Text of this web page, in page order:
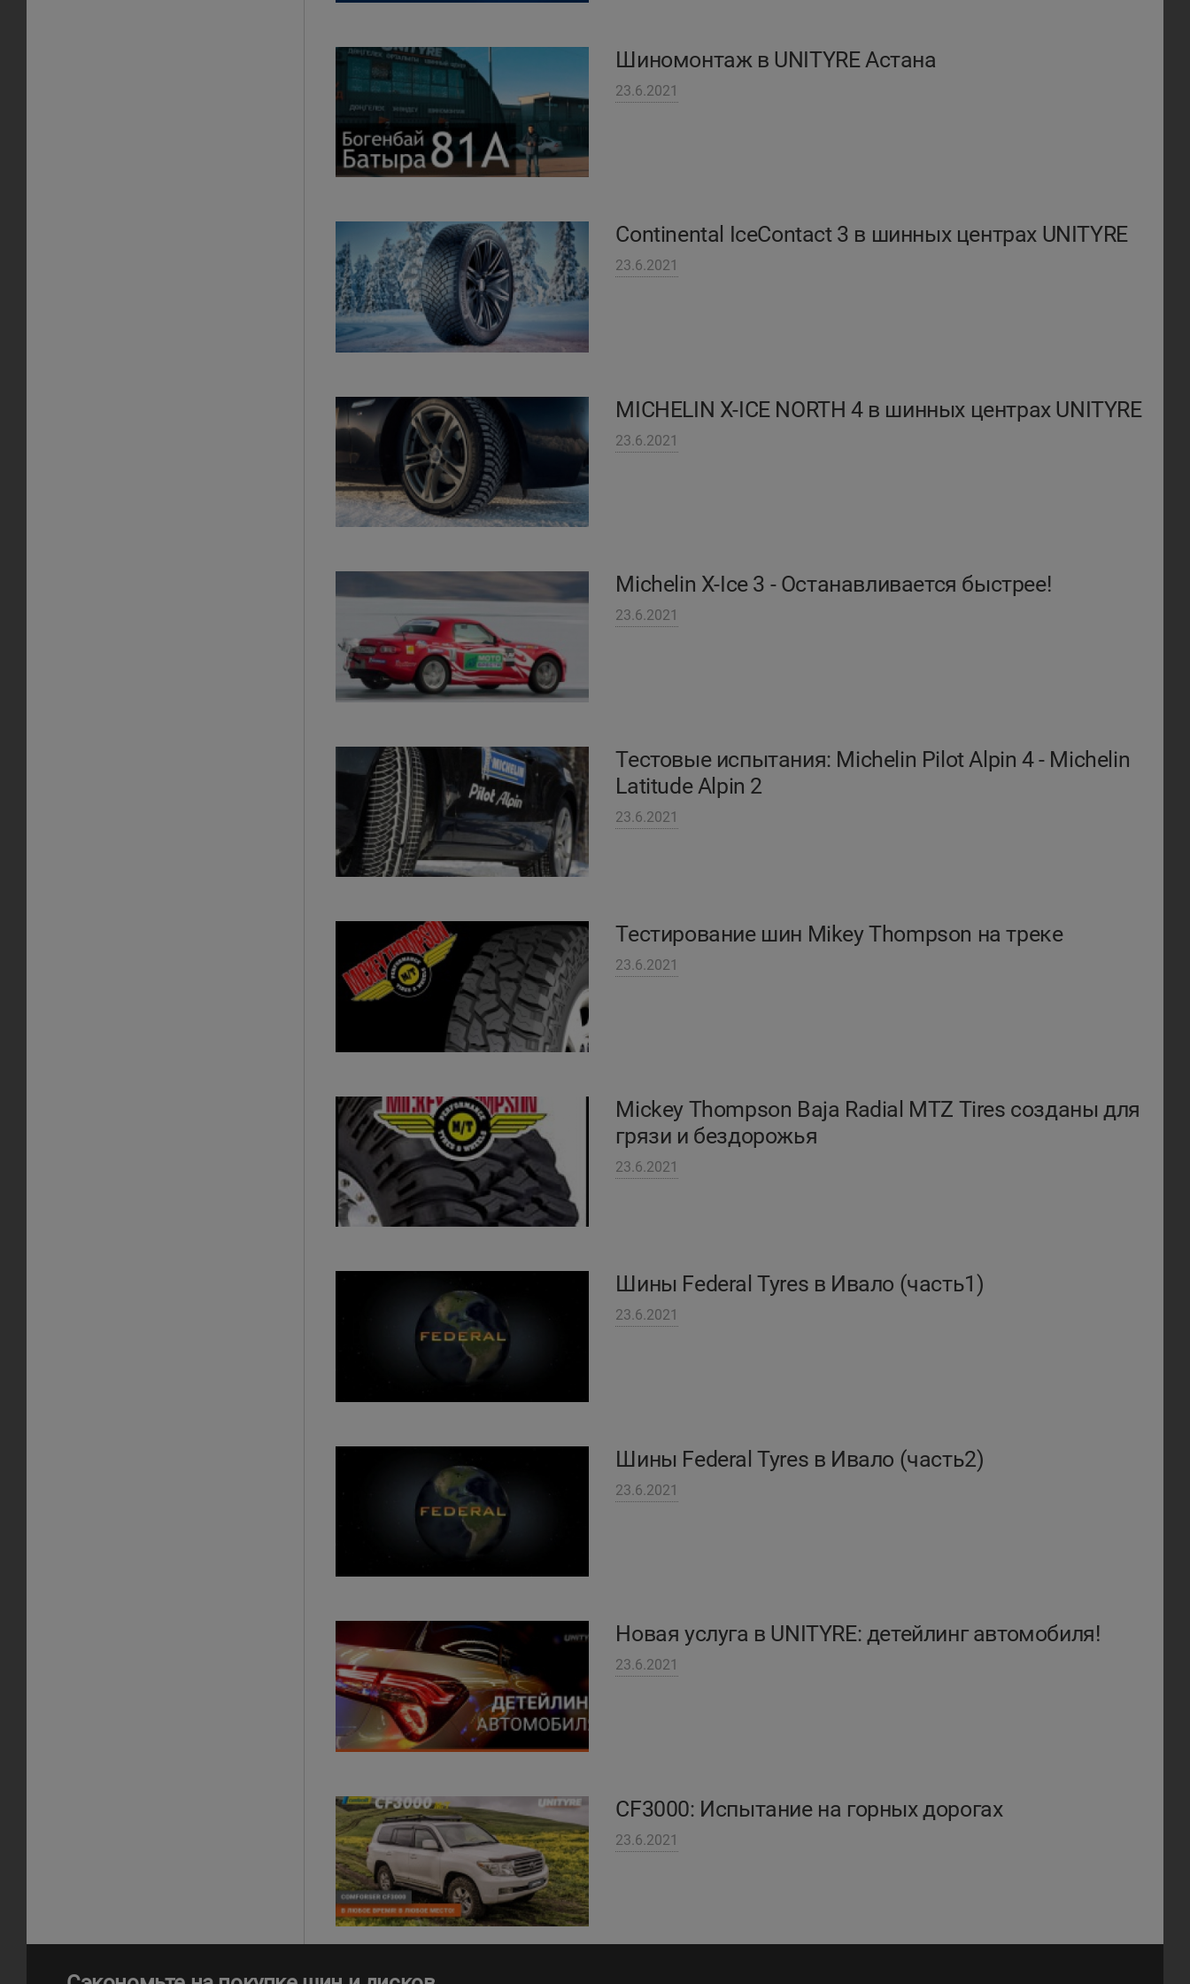
Шиномонтаж в UNITYRE Астана
23.6.2021
Continental IceContact 3 в шинных центрах UNITYRE
23.6.2021
MICHELIN X-ICE NORTH 4 в шинных центрах UNITYRE
23.6.2021
Michelin X-Ice 3 - Останавливается быстрее!
23.6.2021
Тестовые испытания: Michelin Pilot Alpin 4 - Michelin
Latitude Alpin 2
23.6.2021
Тестирование шин Mikey Thompson на треке
23.6.2021
Mickey Thompson Baja Radial MTZ Tires созданы для
грязи и бездорожья
23.6.2021
Шины Federal Tyres в Ивало (часть1)
23.6.2021
Шины Federal Tyres в Ивало (часть2)
23.6.2021
Новая услуга в UNITYRE: детейлинг автомобиля!
23.6.2021
CF3000: Испытание на горных дорогах
23.6.2021